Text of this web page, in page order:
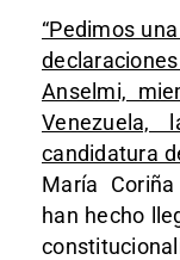
“Pedimos
Anselmi,
candidatura
María
han hecho